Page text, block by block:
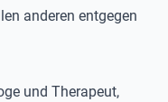
anderen entgegen
und Therapeut,